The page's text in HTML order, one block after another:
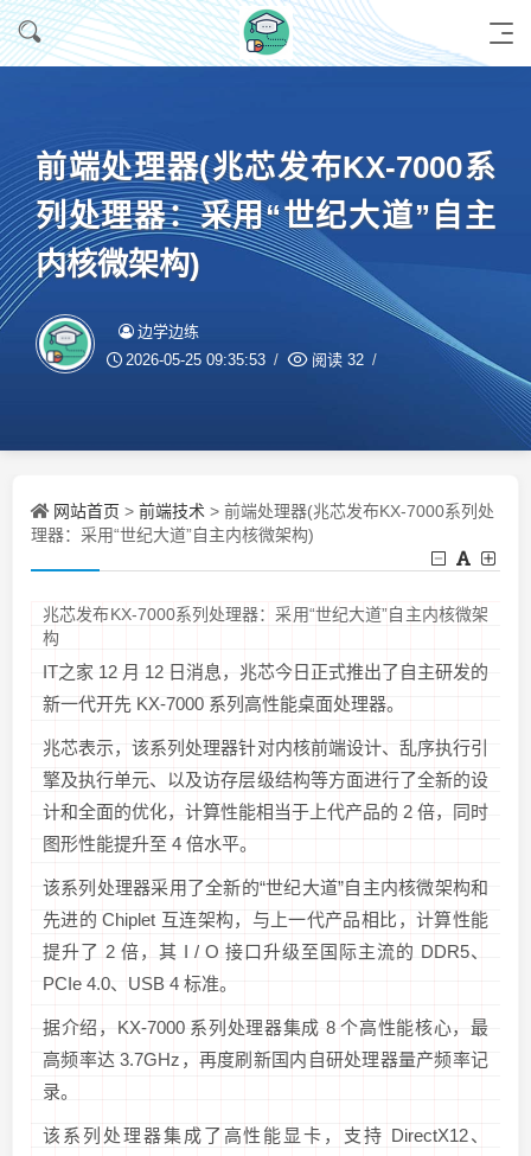
前端处理器(兆芯发布KX-7000系
列处理器：采用“世纪大道”自主
内核微架构)
边学边练
2026-05-25 09:35:53 阅读 32
网站首页 > 前端技术 > 前端处理器(兆芯发布KX-7000系列处
理器：采用“世纪大道”自主内核微架构)
兆芯发布KX-7000系列处理器：采用“世纪大道”自主内核微架
构
IT之家 12 月 12 日消息，兆芯今日正式推出了自主研发的
新一代开先 KX-7000 系列高性能桌面处理器。
兆芯表示，该系列处理器针对内核前端设计、乱序执行引
擎及执行单元、以及访存层级结构等方面进行了全新的设
计和全面的优化， 计算性能相当于上代产品的 2 倍，同时
图形性能提升至 4 倍水平。
该系列处理器采用了全新的“世纪大道”自主内核微架构和
先进的 Chiplet 互连架构，与上一代产品相比，计算性能
提升了 2 倍，其 I / O 接口升级至国际主流的 DDR5、
PCIe 4.0、USB 4 标准。
据介绍，KX-7000 系列处理器集成 8 个高性能核心，最
高频率达 3.7GHz， 再度刷新国内自研处理器量产频率记
录。
该系列处理器集成了高性能显卡，支持 DirectX12、